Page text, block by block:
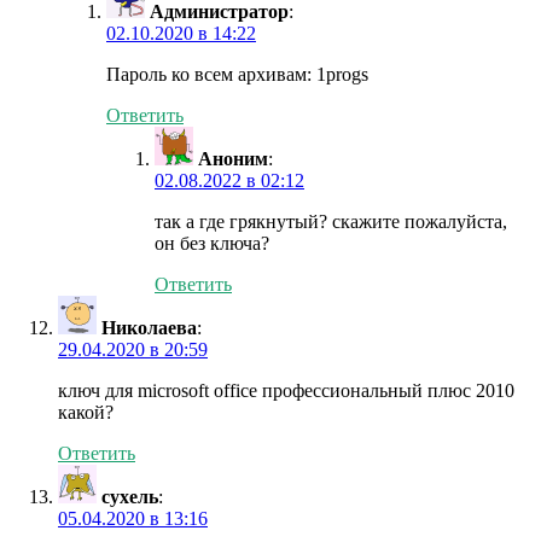
Администратор:
02.10.2020 в 14:22
Пароль ко всем архивам: 1progs
Ответить
Аноним:
02.08.2022 в 02:12
так а где грякнутый? скажите пожалуйста,
он без ключа?
Ответить
Николаева:
29.04.2020 в 20:59
ключ для microsoft office профессиональный плюс 2010
какой?
Ответить
сухель:
05.04.2020 в 13:16